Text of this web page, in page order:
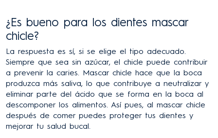
¿Es bueno para los dientes mascar
chicle?
La respuesta es sí, si se elige el tipo adecuado.
Siempre que sea sin azúcar, el chicle puede contribuir
a prevenir la caries. Mascar chicle hace que la boca
produzca más saliva, lo que contribuye a neutralizar y
eliminar parte del ácido que se forma en la boca al
descomponer los alimentos. Así pues, al mascar chicle
después de comer puedes proteger tus dientes y
mejorar tu salud bucal.